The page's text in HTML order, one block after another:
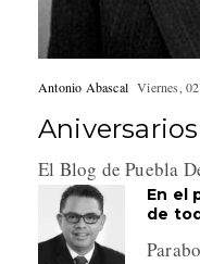
Antonio Abascal Viernes,
El Blog de Puebla
En el
de